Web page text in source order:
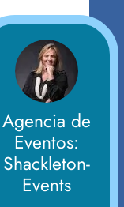
Agencia de
Eventos:
Shackleton-
Events